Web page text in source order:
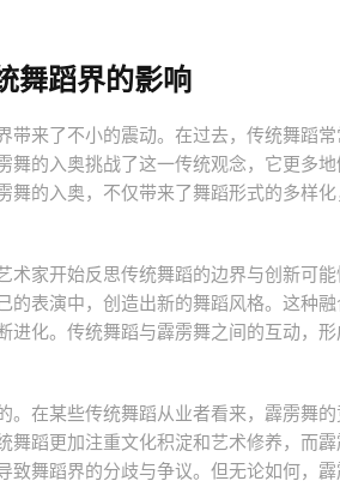
舞蹈界的影响
带来了不小的震动。在过去，传统舞蹈
舞的入奥挑战了这一传统观念，它更多
舞的入奥，不仅带来了舞蹈形式的多样
术家开始反思传统舞蹈的边界与创新可
的表演中，创造出新的舞蹈风格。这种
进化。传统舞蹈与霹雳舞之间的互动，
。在某些传统舞蹈从业者看来，霹雳舞
舞蹈更加注重文化积淀和艺术修养，而
致舞蹈界的分歧与争议。但无论如何，